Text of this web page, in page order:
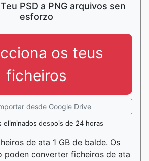
PSD a PNG arquivos sen
esforzo
os teus
ficheiros
desde Google Drive
eliminados despois de 24 horas
de ata 1 GB de balde. Os
poden converter ficheiros de ata